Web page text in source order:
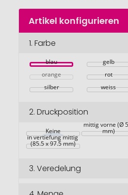
Zum
Anfang
Bildgalerie
Artikel konfigurieren
1. Farbe
blau gelb
orange
rot
silber
weiss
2. Druckposition
Keine
mittig vorne (Ø
mm)
in vertiefung mittig
(85.5 x 97.5 mm)
3. Veredelung